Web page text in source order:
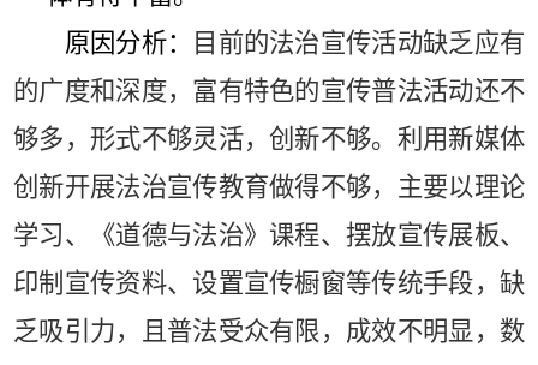
原因分析：
目前的法治宣传活动缺乏应有
的广度和深度，富有特色的宣传普法活动还不
够多，形式不够灵活，创新不够。 利用新媒体
创新开展法治宣传教育做得不够，主要以理论
学习、《道德与法治》课程、摆放宣传展板、
印制宣传资料、设置宣传橱窗等传统手段，缺
乏吸引力，且普法受众有限，成效不明显，数